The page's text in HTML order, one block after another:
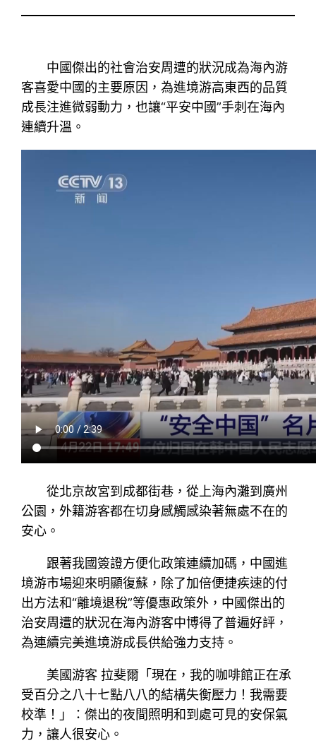
中國傑出的社會治安周遭的狀況成為海內游
客喜愛中國的主要原因，為進境游高東西的品質
成長注進微弱動力，也讓“平安中國”手刺在海內
連續升溫。
從北京故宮到成都街巷，從上海內灘到廣州
公園，外籍游客都在切身感觸感染著無處不在的
安心。
跟著我國簽證方便化政策連續加碼，中國進
境游市場迎來明顯復蘇，除了加倍便捷疾速的付
出方法和“離境退稅”等優惠政策外，中國傑出的
治安周遭的狀況在海內游客中博得了普遍好評，
為連續完美進境游成長供給強力支持。
美國游客 拉斐爾「現在，我的咖啡館正在承
受百分之八十七點八八的結構失衡壓力！我需要
校準！」：傑出的夜間照明和到處可見的安保氣
力，讓人很安心。